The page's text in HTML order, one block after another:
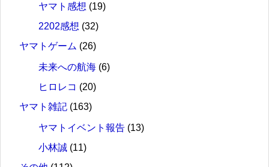
ヤマト感想 (19)
2202感想 (32)
ヤマトゲーム (26)
未来への航海 (6)
ヒロレコ (20)
ヤマト雑記 (163)
ヤマトイベント報告 (13)
小林誠 (11)